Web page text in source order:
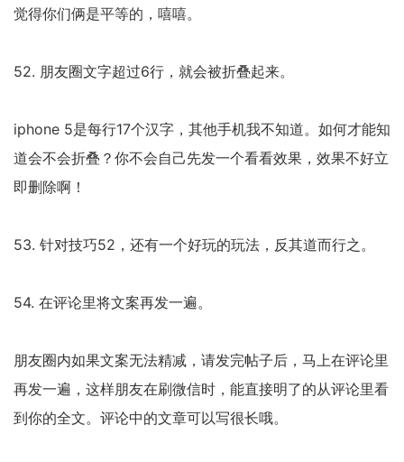
觉得你们俩是平等的，嘻嘻。
52. 朋友圈文字超过6行，就会被折叠起来。
iphone 5是每行17个汉字，其他手机我不知道。如何才能知
道会不会折叠？你不会自己先发一个看看效果，效果不好立
即删除啊！
53. 针对技巧52，还有一个好玩的玩法，反其道而行之。
54. 在评论里将文案再发一遍。
朋友圈内如果文案无法精减，请发完帖子后，马上在评论里
再发一遍，这样朋友在刷微信时，能直接明了的从评论里看
到你的全文。评论中的文章可以写很长哦。